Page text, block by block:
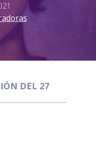
DEL 27